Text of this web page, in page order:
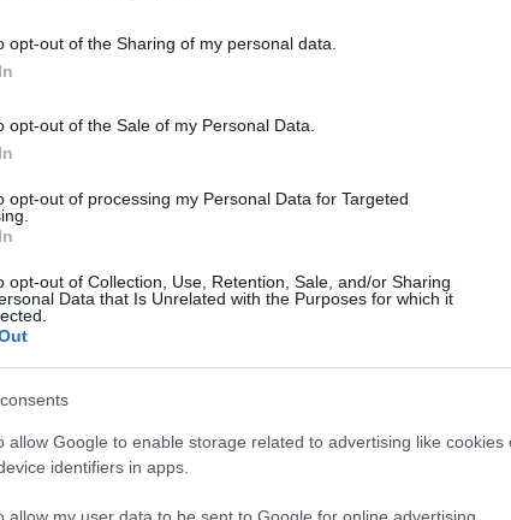
opt-out of the Sharing of my personal data.
opt-out of the Sale of my Personal Data.
opt-out of processing my Personal Data for Targeted
opt-out of Collection, Use, Retention, Sale, and/or Sharing
Data that Is Unrelated with the Purposes for which it
allow Google to enable storage related to advertising like cookies
identifiers in apps.
különböző helyzeteket élnek át az órákon, és
nyelvtan, az írás csak 3-4 év után kerül be a tantervbe. A
inkább németet tanul, az angol megmarad különórának,
program a vele hasonló korú lányok között. És mellékesen
naponta kétszer, mert szivacs agyú lányom a friss
magáévá teszi... De ezzel nem dicsekszünk a suliban... :-))))
minden fontos infót
Tetszik
Ajánlott bejegyzések: